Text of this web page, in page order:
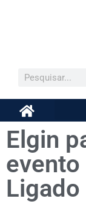
Elgin
evento
Ligado